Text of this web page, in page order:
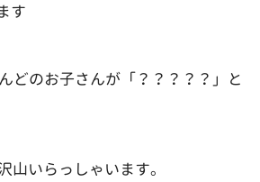
す
どのお子さんが「？？？？？」と
いらっしゃいます。